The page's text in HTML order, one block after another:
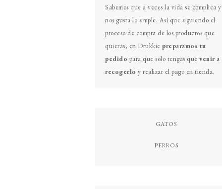
Sidebar
Sabemos que a veces la vida se complica y
nos gusta lo simple. Así que siguiendo el
proceso de compra de los productos que
quieras, en Drukkie preparamos tu
pedido para que solo tengas que venir a
recogerlo y realizar el pago en tienda.
GATOS
PERROS